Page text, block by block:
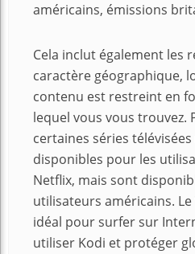
américains, émissions
Cela inclut également les
caractère géographique,
contenu est restreint en
lequel vous vous trouvez.
certaines séries
disponibles pour les
Netflix, mais sont
utilisateurs américains. Le
idéal pour surfer sur
utiliser Kodi et protéger